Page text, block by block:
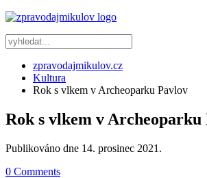
zpravodajmikulov.cz
Kultura
Rok s vlkem v Archeoparku Pavlov
Rok s vlkem v Archeoparku
Publikováno dne 14. prosinec 2021 .
0 Comments